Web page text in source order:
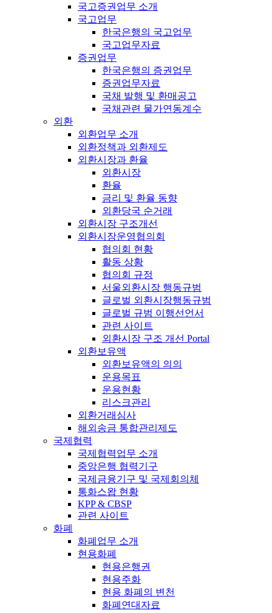
국고증권업무 소개
국고업무
한국은행의 국고업무
국고업무자료
증권업무
한국은행의 증권업무
증권업무자료
국채 발행 및 환매공고
국채관련 물가연동계수
외환
외환업무 소개
외환정책과 외환제도
외환시장과 환율
외환시장
환율
금리 및 환율 동향
외환당국 순거래
외환시장 구조개선
외환시장운영협의회
협의회 현황
활동 상황
협의회 규정
서울외환시장 행동규범
글로벌 외환시장행동규범
글로벌 규범 이행선언서
관련 사이트
외환시장 구조 개선 Portal
외환보유액
외환보유액의 의의
운용목표
운용현황
리스크관리
외환거래심사
해외송금 통합관리제도
국제협력
국제협력업무 소개
중앙은행 협력기구
국제금융기구 및 국제회의체
통화스왑 현황
KPP & CBSP
관련 사이트
화폐
화폐업무 소개
현용화폐
현용은행권
현용주화
현용 화폐의 변천
화폐연대자료